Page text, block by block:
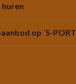
huren
op ´S-PORT